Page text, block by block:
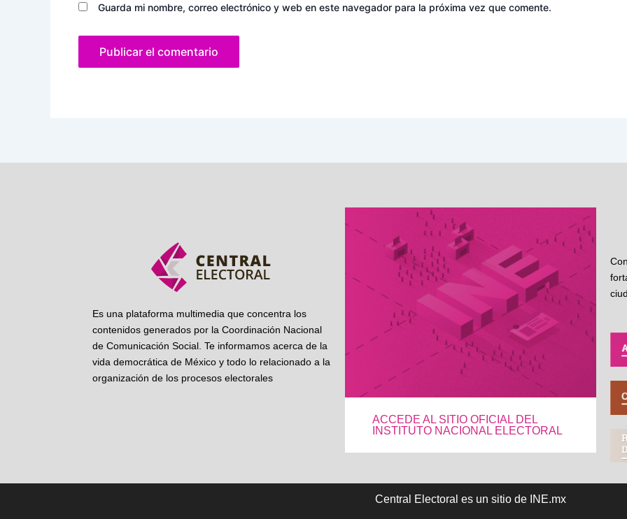
Guarda mi nombre, correo electrónico y web en este navegador para la próxima vez que comente.
Es una plataforma multimedia que concentra los
contenidos generados por la Coordinación Nacional
de Comunicación Social. Te informamos acerca de la
vida democrática de México y todo lo relacionado a la
organización de los procesos electorales
ACCEDE AL SITIO OFICIAL DEL
INSTITUTO NACIONAL ELECTORAL
Central Electoral es un sitio de INE.mx